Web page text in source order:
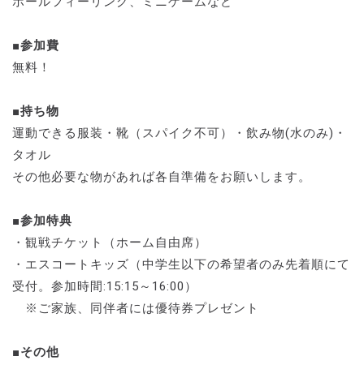
■参加費
無料！
■持ち物
運動できる服装・靴（スパイク不可）・飲み物(水のみ)・
タオル
その他必要な物があれば各自準備をお願いします。
■参加特典
・観戦チケット（ホーム自由席）
・エスコートキッズ（中学生以下の希望者のみ先着順にて
受付。参加時間:15:15～16:00）
※ご家族、同伴者には優待券プレゼント
■その他